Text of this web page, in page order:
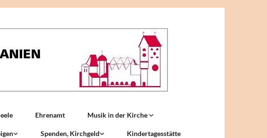
Ehrenamt Musik in der Kirche
Spenden, Kirchgeld Kindertagesstätte